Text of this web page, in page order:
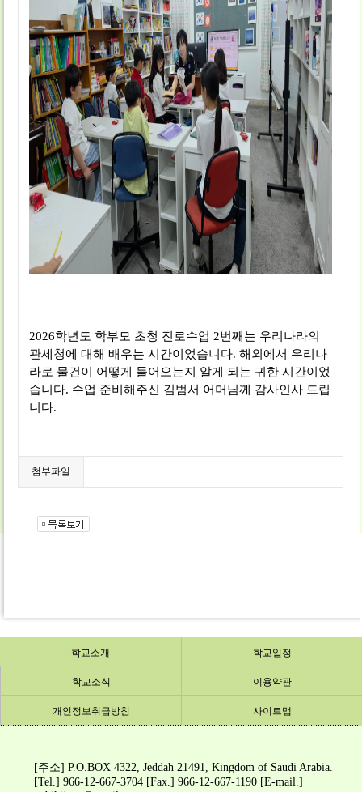
2026학년도 학부모 초청 진로수업 2번째는 우리나라의
관세청에 대해 배우는 시간이었습니다. 해외에서 우리나
라로 물건이 어떻게 들어오는지 알게 되는 귀한 시간이었
습니다. 수업 준비해주신 김범서 어머님께 감사인사 드립
니다.
첨부파일
학교소개
학교소개
학교일정
학교일정
학교소식
학교소식
이용약관
이용약관
개인정보취급방침 사이트맵
[주소] P.O.BOX 4322, Jeddah 21491, Kingdom of Saudi Arabia.
[Tel.] 966-12-667-3704 [Fax.] 966-12-667-1190 [E-mail.]